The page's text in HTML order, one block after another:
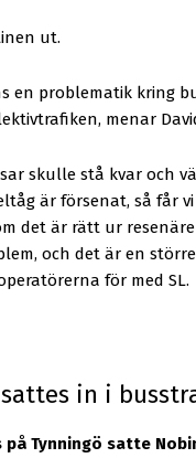
ut.
en problematik kring
menar
skulle stå kvar och
är försenat, så får
det är rätt ur
och det är en
för med SL.
in i
på Tynningö satte